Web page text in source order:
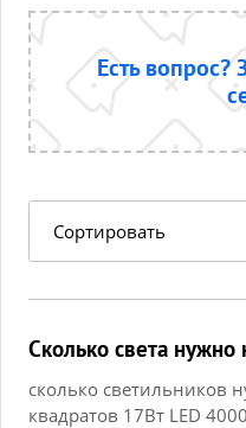
Есть вопрос?
Сортировать
Сколько света нужно
сколько светильников
квадратов 17Вт LED